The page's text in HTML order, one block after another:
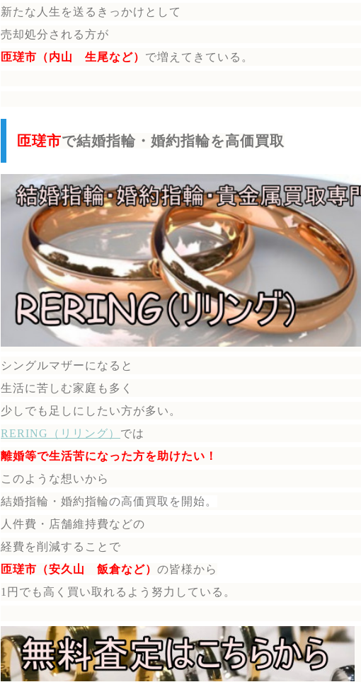
新たな人生を送る きっかけとして
売却処分される方が
匝瑳市（内山 生尾など） で増えてきている。
匝瑳市で結婚指輪・婚約指輪を高価買取
シングルマザーになると
生活に苦しむ家庭も多く
少しでも足しにしたい方が多い。
RERING（リリング） では
離婚等で生活苦になった方を助けたい！
このような想いから
結婚指輪・婚約指輪の高価買取を開始。
人件費・店舗維持費などの
経費を削減することで
匝瑳市（安久山 飯倉など） の皆様から
1円でも高く買い取れるよう努力している。